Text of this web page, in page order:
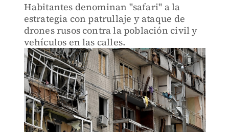
Habitantes denominan "safari" a la
estrategia con patrullaje y ataque de
drones rusos contra la población civil y
vehículos en las calles.